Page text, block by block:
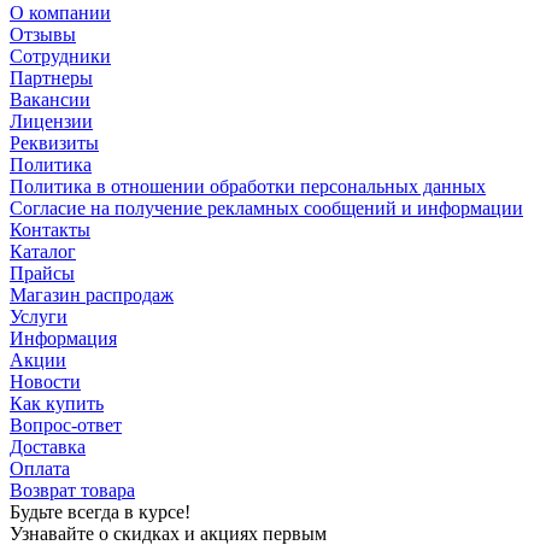
О компании
Отзывы
Сотрудники
Партнеры
Вакансии
Лицензии
Реквизиты
Политика
Политика в отношении обработки персональных данных
Согласие на получение рекламных сообщений и информации
Контакты
Каталог
Прайсы
Магазин распродаж
Услуги
Информация
Акции
Новости
Как купить
Вопрос-ответ
Доставка
Оплата
Возврат товара
Будьте всегда в курсе!
Узнавайте о скидках и акциях первым